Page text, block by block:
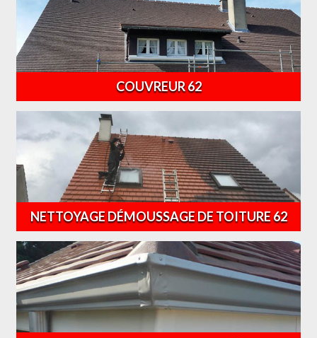
COUVREUR 62
NETTOYAGE DÉMOUSSAGE DE TOITURE 62